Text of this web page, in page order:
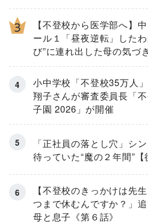
【不登校から医学部へ】
ール１「昼夜逆転」した
び”に連れ出した母の気づき
小中学校「不登校35万人
翔子さんが審査委員長「
子園 2026」が開催
「正社員の落とし穴」シ
待っていた“魔の２年間”【
【不登校のきっかけは先
つまで休むんですか？」
母と息子《第６話》